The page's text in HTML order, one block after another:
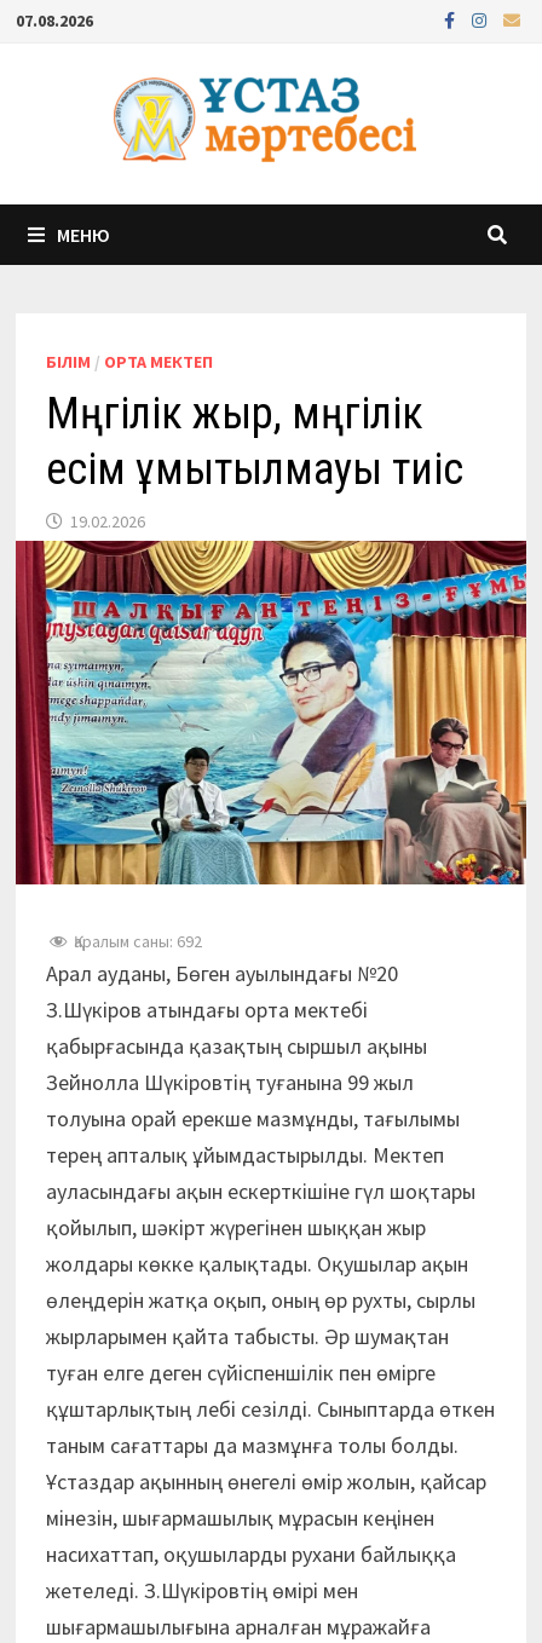
Перейти
содержимому
07.08.2026
МЕНЮ
БІЛІМ / ОРТА МЕКТЕП
Мәңгілік жыр, мәңгілік
есім ұмытылмауы тиіс
19.02.2026
Қаралым саны: 692
Арал ауданы, Бөген ауылындағы №20
З.Шүкіров атындағы орта мектебі
қабырғасында қазақтың сыршыл ақыны
Зейнолла Шүкіровтің туғанына 99 жыл
толуына орай ерекше мазмұнды, тағылымы
терең апталық ұйымдастырылды. Мектеп
ауласындағы ақын ескерткішіне гүл шоқтары
қойылып, шәкірт жүрегінен шыққан жыр
жолдары көкке қалықтады. Оқушылар ақын
өлеңдерін жатқа оқып, оның өр рухты, сырлы
жырларымен қайта табысты. Әр шумақтан
туған елге деген сүйіспеншілік пен өмірге
құштарлықтың лебі сезілді. Сыныптарда өткен
таным сағаттары да мазмұнға толы болды.
Ұстаздар ақынның өнегелі өмір жолын, қайсар
мінезін, шығармашылық мұрасын кеңінен
насихаттап, оқушыларды рухани байлыққа
жетеледі. З.Шүкіровтің өмірі мен
шығармашылығына арналған мұражайға